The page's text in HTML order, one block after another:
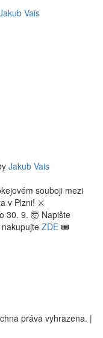
Vais
Jakub Vais
souboji mezi
v Plzni! ⚔️
30. 9. 🤯 Napište
ZDE 🎟
práva vyhrazena. |